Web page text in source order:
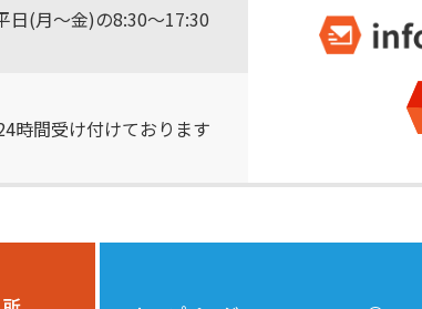
日(月～金)の8:30～17:30
時間受け付けております